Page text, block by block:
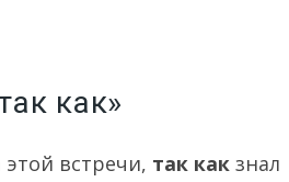
как»
встречи, так как знал